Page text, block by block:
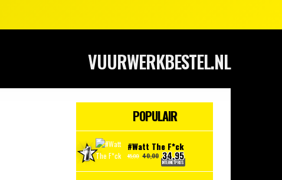
VUURWERKBESTEL.NL
POPULAIR
#Watt The F*ck
45,00 40,00 34,95
INTERNETPRIJS